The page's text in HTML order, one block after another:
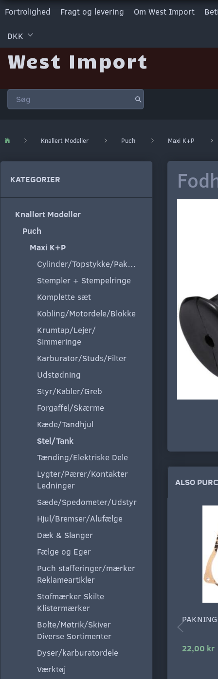
Fortrolighed Fragt og levering Om West Import
DKK
West Import
Knallert Modeller Puch Maxi K+P
KATEGORIER
Knallert Modeller
Puch
Maxi K+P
Cylinder/Topstykke/Pakning
Stempler + Stempelringe
Komplette sæt
Kobling/Motordele/Blokke
Krumtap/Lejer/
Simmeringe
Karburator/Studs/Filter
Udstødning
Styr/Kabler/Greb
Forgaffel/Skærme
Kæde/Tandhjul
Stel/Tank
Tænding/Elektriske Dele
Lygter/Pærer/Kontakter
Ledninger
Sæde/Spedometer/Udstyr
Hjul/Bremser/Alufælge
Dæk & Slanger
Fælge og Eger
Puch stafferinger/mærker
Reklameartikler
Stofmærker Skilte
Klistermærker
Bolte/Møtrik/Skiver
Diverse Sortimenter
Dyser/karburatordele
Værktøj
ALSO
22,00 kr